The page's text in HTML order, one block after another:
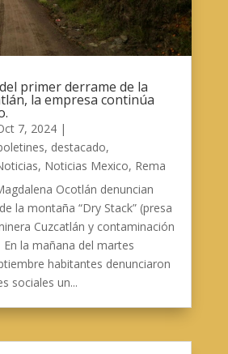
primer derrame de la
la empresa continúa
7, 2024|
, destacado,
, Noticias Mexico, Rema
Ocotlán denuncian
la montaña “Dry Stack” (presa
Cuzcatlán y contaminación
la mañana del martes
habitantes denunciaron
sociales un...